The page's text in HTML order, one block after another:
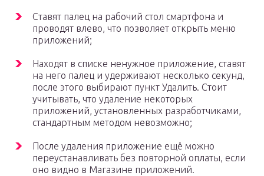
Ставят палец на рабочий стол смартфона и
проводят влево, что позволяет открыть меню
приложений;
Находят в списке ненужное приложение, ставят
на него палец и удерживают несколько секунд,
после этого выбирают пункт Удалить. Стоит
учитывать, что удаление некоторых
приложений, установленных разработчиками,
стандартным методом невозможно;
После удаления приложение ещё можно
переустанавливать без повторной оплаты, если
оно видно в Магазине приложений.